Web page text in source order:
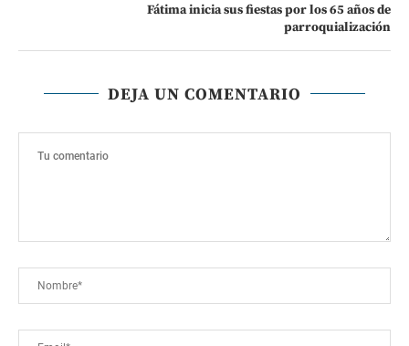
Fátima inicia sus fiestas por los 65 años de
parroquialización
DEJA UN COMENTARIO